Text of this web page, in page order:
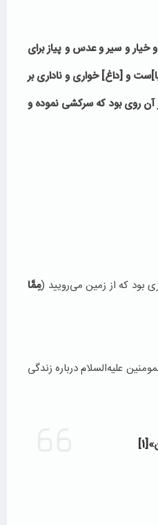
خيار و سير و عدس و پياز براى
و [داغ] خوارى و نادارى بر
آن روى بود كه سركشى نموده و
بود که از زمین می‌رویید (مِمَّا
علیه‌السلام درباره زندگی
[1]